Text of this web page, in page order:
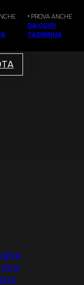
• PROVA ANCHE
DAIQUIRI
TAORMINA